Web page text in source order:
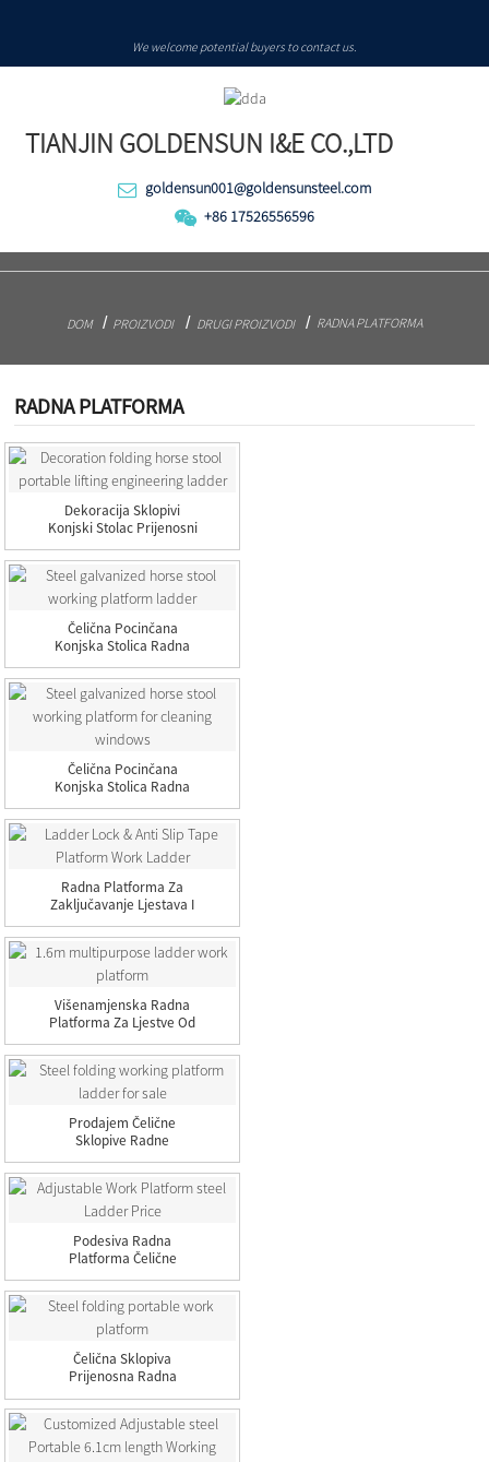
We welcome potential buyers to contact us.
TIANJIN GOLDENSUN I&E CO.,LTD
goldensun001@goldensunsteel.com
+86 17526556596
DOM PROIZVODI DRUGI PROIZVODI RADNA PLATFORMA
RADNA PLATFORMA
Dekoracija Sklopivi
Konjski Stolac Prijenosni
Dizanje...
Čelična Pocinčana
Konjska Stolica Radna
Platforma L...
Čelična Pocinčana
Konjska Stolica Radna
Platforma Za...
Radna Platforma Za
Zaključavanje Ljestava I
Protukliznu Traku...
Višenamjenska Radna
Platforma Za Ljestve Od
1,6 M
Prodajem Čelične
Sklopive Radne
Platforme Ljestve
Podesiva Radna
Platforma Čelične
Ljestve Cijena
Čelična Sklopiva
Prijenosna Radna